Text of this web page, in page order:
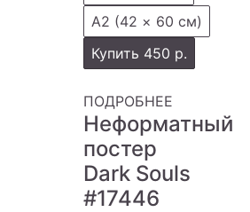
А2 (42 × 60 см)
Купить 450 р.
ПОДРОБНЕЕ
Неформатный
постер
Dark Souls
#17446